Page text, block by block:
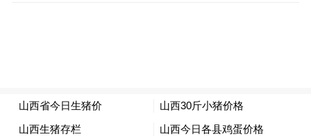
在菏泽定陶区，近50台履带式收割机上阵，
帮助农户开展抢收作业，为秋粮颗粒归仓争